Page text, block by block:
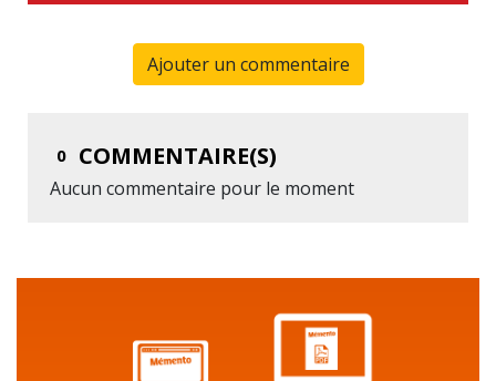
Ajouter un commentaire
0 COMMENTAIRE(S)
Aucun commentaire pour le moment